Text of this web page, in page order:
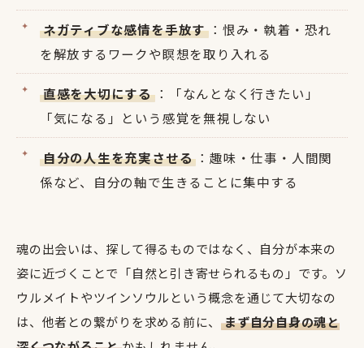
ネガティブな感情を手放す ：恨み・執着・恐れ
を解放するワークや瞑想を取り入れる
直感を大切にする ：「なんとなく行きたい」
「気になる」という感覚を無視しない
自分の人生を充実させる ：趣味・仕事・人間関
係など、自分の軸で生きることに集中する
魂の出会いは、探して得るものではなく、自分が本来の
姿に近づくことで「自然と引き寄せられるもの」です。ソ
ウルメイトやツインソウルという概念を通じて大切なの
は、他者との繋がりを求める前に、まず自分自身の魂と